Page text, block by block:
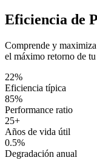
Eficiencia de
Comprende y
el máximo retorno de
22%
Eficiencia típica
85%
Performance ratio
25+
Años de vida útil
0.5%
Degradación anual